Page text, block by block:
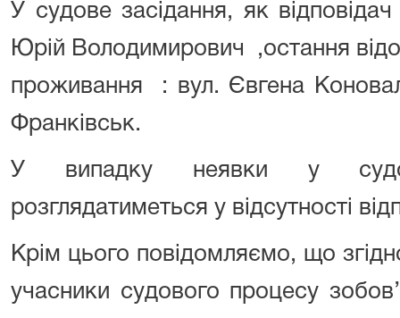
У судове засідання, як
Юрій Володимирович ,остання
проживання : вул. Євгена
Франківськ.
У випадку неявки у
розглядатиметься у відсутності
Крім цього повідомляємо, що
учасники судового процесу